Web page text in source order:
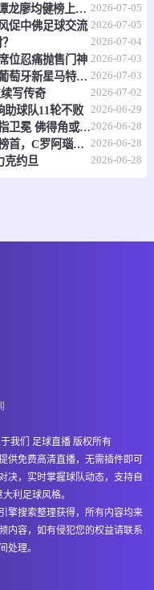
即将开始
昆士兰狮队
即将开始
即将开始
普雷斯顿莱恩
中甲3-4月最佳阵容揭晓 外援锋霸领衔 谭龙廖均健榜上有名 2026-07-05
促中佛足球交流 2026-07-05
2026-07-04
位忍痛抛售门神 2026-07-03
8500万英镑！热刺豪掷创纪录身价锁定葡萄牙新星马特乌斯 2026-07-03
写传奇 2026-07-02
助球队11轮不败 2026-06-29
申花外援阿苏埃世界杯前瞻：阿根廷剑指卫冕 佛得角或成黑马2026-06-28
37岁老将的世界杯传奇：米拉梅西并列榜首，C罗阿瑙紧随其后 2026-06-28
克约旦 2026-06-28
我们 足球直播 版权所有
供免费高清直播，无需插件即可
决，实时掌握球队动态，支持自
利足球风格。
擎搜索整理获得，所有内容均来
内容，如有侵犯您的权益请联系
处理。